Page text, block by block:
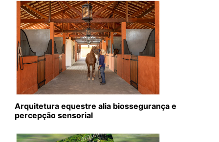
Arquitetura equestre alia biossegurança e
percepção sensorial